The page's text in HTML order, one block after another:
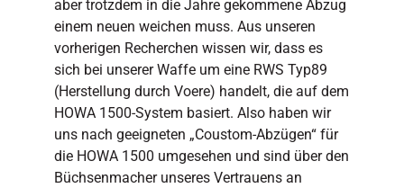
aber trotzdem in die Jahre gekommene Abzug
einem neuen weichen muss. Aus unseren
vorherigen Recherchen wissen wir, dass es
sich bei unserer Waffe um eine RWS Typ89
(Herstellung durch Voere) handelt, die auf dem
HOWA 1500-System basiert. Also haben wir
uns nach geeigneten „Coustom-Abzügen“ für
die HOWA 1500 umgesehen und sind über den
Büchsenmacher unseres Vertrauens an